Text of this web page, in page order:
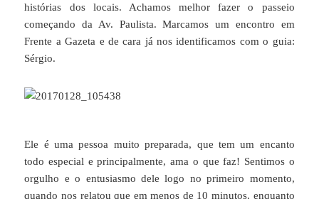
histórias dos locais. Achamos melhor fazer o passeio
começando da Av. Paulista. Marcamos um encontro em
Frente a Gazeta e de cara já nos identificamos com o guia:
Sérgio.
Ele é uma pessoa muito preparada, que tem um encanto
todo especial e principalmente, ama o que faz! Sentimos o
orgulho e o entusiasmo dele logo no primeiro momento,
quando nos relatou que em menos de 10 minutos, enquanto